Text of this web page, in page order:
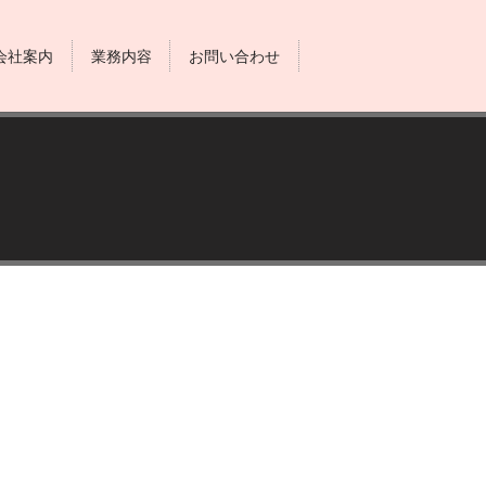
社案内 業務内容 お問い合わせ